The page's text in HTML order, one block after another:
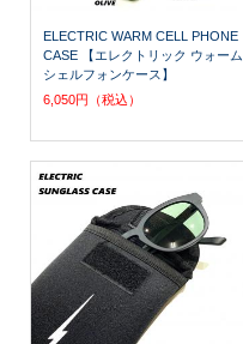
ELECTRIC WARM CELL PHONE
CASE 【エレクトリック ウォーム
シェルフォンケース】
6,050円（税込）